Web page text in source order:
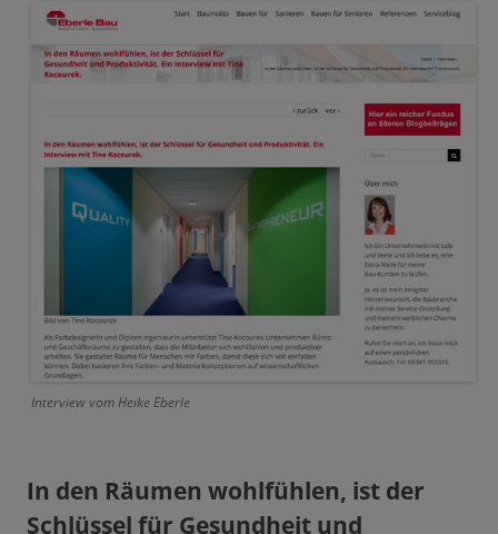
Interview vom Heike Eberle
In den Räumen wohlfühlen, ist der
Schlüssel für Gesundheit und